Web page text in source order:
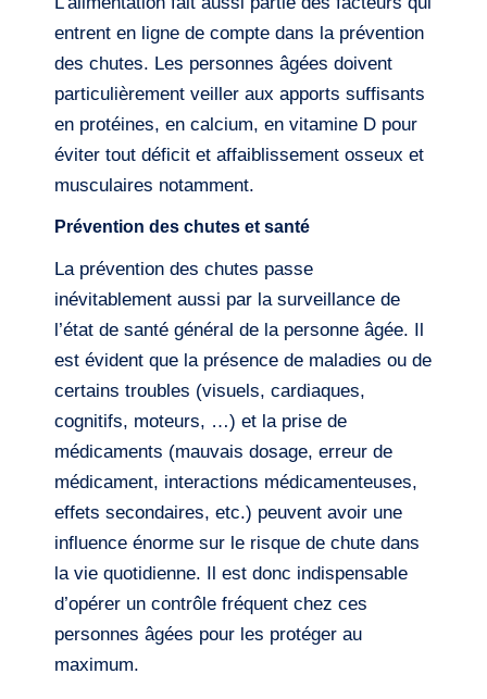
entrent en ligne de compte dans la prévention
des chutes. Les personnes âgées doivent
particulièrement veiller aux apports suffisants
en protéines, en calcium, en vitamine D pour
éviter tout déficit et affaiblissement osseux et
musculaires notamment.
Prévention des chutes et santé
La prévention des chutes passe
inévitablement aussi par la surveillance de
l’état de santé général de la personne âgée. Il
est évident que la présence de maladies ou de
certains troubles (visuels, cardiaques,
cognitifs, moteurs, …) et la prise de
médicaments (mauvais dosage, erreur de
médicament, interactions médicamenteuses,
effets secondaires, etc.) peuvent avoir une
influence énorme sur le risque de chute dans
la vie quotidienne. Il est donc indispensable
d’opérer un contrôle fréquent chez ces
personnes âgées pour les protéger au
maximum.